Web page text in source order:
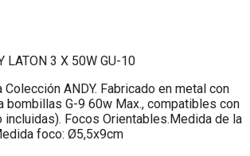
LATON 3 X 50W GU-10
Colección ANDY. Fabricado en metal con
bombillas G-9 60w Max., compatibles con
Focos Orientables.Medida de la
foco: Ø5,5x9cm